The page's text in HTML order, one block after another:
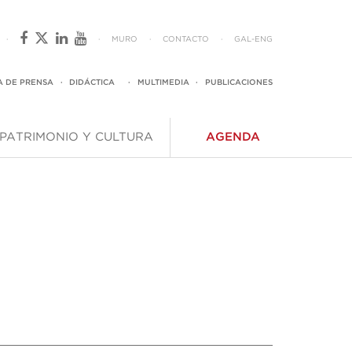
· · MURO · CONTACTO · GAL- ENG
DE PRENSA · DIDÁCTICA · MULTIMEDIA · PUBLICACIONES
PATRIMONIO Y CULTURA AGENDA